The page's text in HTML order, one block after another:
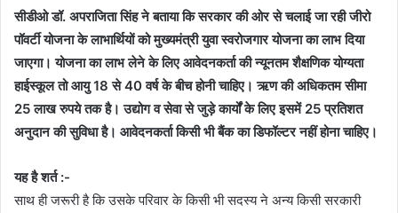
सीडीओ डॉ. अपराजिता सिंह ने बताया कि सरकार की ओर से चलाई जा रही जीरो
पॉवर्टी योजना के लाभार्थियों को मुख्यमंत्री युवा स्वरोजगार योजना का लाभ दिया
जाएगा। योजना का लाभ लेने के लिए आवेदनकर्ता की न्यूनतम शैक्षणिक योग्यता
हाईस्कूल तो आयु 18 से 40 वर्ष के बीच होनी चाहिए। ऋण की अधिकतम सीमा
25 लाख रुपये तक है। उद्योग व सेवा से जुड़े कार्यों के लिए इसमें 25 प्रतिशत
अनुदान की सुविधा है। आवेदनकर्ता किसी भी बैंक का डिफॉल्टर नहीं होना चाहिए।
यह है शर्त :-
साथ ही जरूरी है कि उसके परिवार के किसी भी सदस्य ने अन्य किसी सरकारी